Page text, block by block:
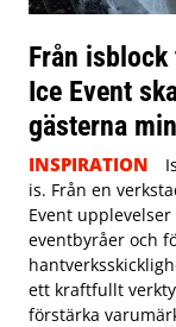
Från
Ice Event
gästerna
INSPIRATION
is. Från en
Event
eventbyråer och
ett kraftfullt
förstärka